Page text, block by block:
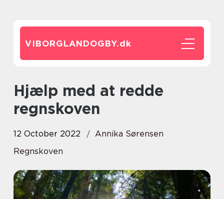
VIBORGLANDOGBY.dk
Hjælp med at redde
regnskoven
12 October 2022
Annika Sørensen
Regnskoven